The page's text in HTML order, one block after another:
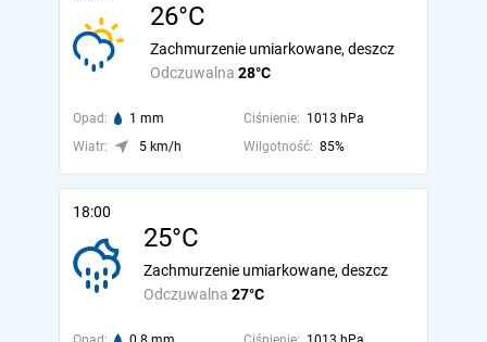
26°C
Odczuwalna 28°C
Zachmurzenie umiarkowane, deszcz
Opad: 1 mm Ciśnienie: 1013 hPa
Wiatr:
5 km/h Wilgotność: 85%
18:00
25°C
Odczuwalna 27°C
Zachmurzenie umiarkowane, deszcz